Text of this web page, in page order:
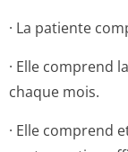
· La patiente
· Elle comprend
chaque mois.
· Elle comprend